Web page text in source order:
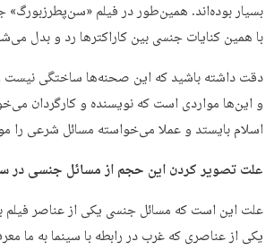
بسیار بوده‌اند. همین‌طور در فیلم
با همین کنایات جنسی بین کاراکترها رد و بدل
دقت داشته باشید که این صحنه‌ها ساختگی نیست
و این‌ها مواردی است که نویسنده و کارگردان
اسلام بایستد و عملا می‌خواسته مسائل شرعی را
علت تصویر کردن این حجم از مسائل جنسی در
علت این است که مسائل جنسی یکی از عناصر فیلم
یکی از عناصری که غرب در رابطه با سینما به ما